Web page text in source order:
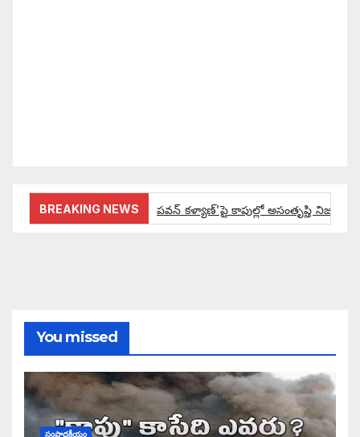
BREAKING NEWS పవన్ కళ్యాణ్’పై కాపుల్లో అసంతృప్తి నిజమేనా:
ఓ నాన్నారు ఆవేదనపై అక్షర సందేశం
ఎమ్మెల్సీ నాగబాబు చేతుల మీదుగా
You missed
సంపాదకీయం